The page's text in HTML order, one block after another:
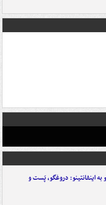
به اینفانتینو: دروغگو، پَست‌ و